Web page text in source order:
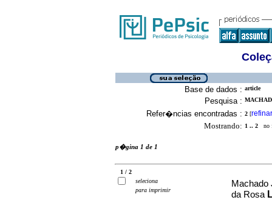
Base de dados : article
Pesquisa :
Refer�ncias encontradas : 2 [refinar
Mostrando: 1 .. 2 no
p�gina 1 de 1
1 / 2
seleciona
para imprimir
Machado
da Rosa